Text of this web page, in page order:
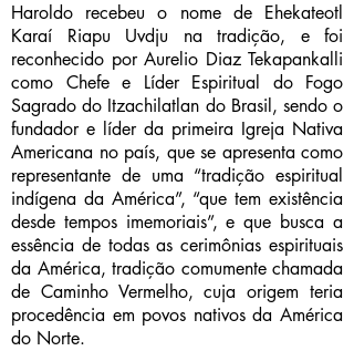
Haroldo recebeu o nome de Ehekateotl
Karaí Riapu Uvdju na tradição, e foi
reconhecido por Aurelio Diaz Tekapankalli
como Chefe e Líder Espiritual do Fogo
Sagrado do Itzachilatlan do Brasil, sendo o
fundador e líder da primeira Igreja Nativa
Americana no país, que se apresenta como
representante de uma “tradição espiritual
indígena da América”, “que tem existência
desde tempos imemoriais”, e que busca a
essência de todas as cerimônias espirituais
da América, tradição comumente chamada
de Caminho Vermelho, cuja origem teria
procedência em povos nativos da América
do Norte.